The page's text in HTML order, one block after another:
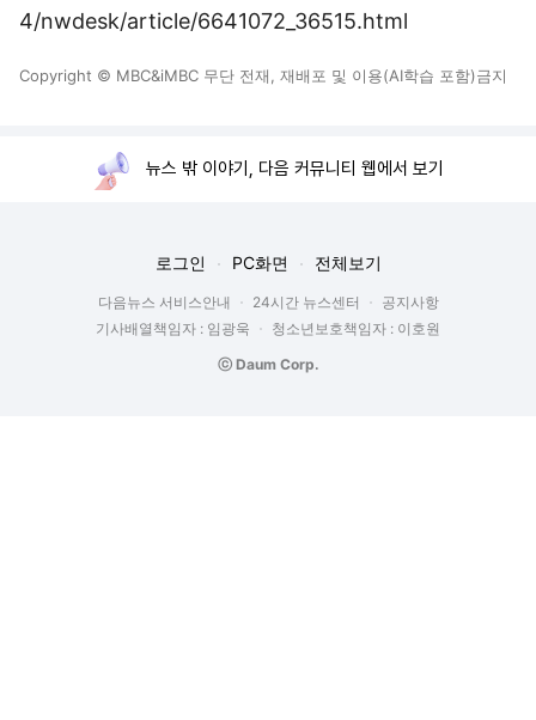
4/nwdesk/article/6641072_36515.html
Copyright © MBC&iMBC 무단 전재, 재배포 및 이용(AI학습 포함)금지
뉴스 밖 이야기, 다음 커뮤니티 웹에서 보기
로그인 PC화면 전체보기
다음뉴스 서비스안내 24시간 뉴스센터
공지사항
기사배열책임자 : 임광욱
청소년보호책임자 : 이호원
ⓒ Daum Corp.